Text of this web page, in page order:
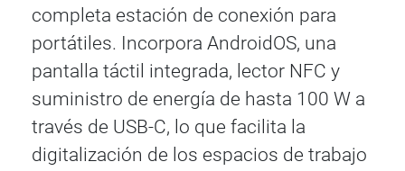
completa estación de conexión para
portátiles. Incorpora AndroidOS, una
pantalla táctil integrada, lector NFC y
suministro de energía de hasta 100 W a
través de USB-C, lo que facilita la
digitalización de los espacios de trabajo